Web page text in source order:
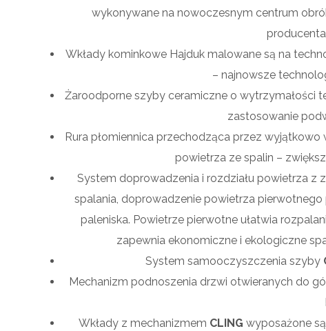
wykonywane na nowoczesnym centrum
Wkłady kominkowe Hajduk malowane są na
– najnowsze
Żaroodporne szyby ceramiczne o wytrzymałości
zastosowanie
Rura płomiennica przechodząca przez
powietrza ze spalin –
System doprowadzenia i rozdziału powietrza z
spalania, doprowadzenie powietrza
paleniska. Powietrze pierwotne ułatwia
zapewnia ekonomiczne i ekologiczne
System samooczyszczenia szyby
Mechanizm podnoszenia drzwi otwieranych do
Wkłady z mechanizmem CLING wyposażone